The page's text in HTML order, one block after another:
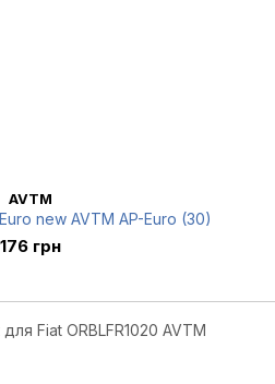
AVTM
new AVTM AP-Euro (30)
176 грн